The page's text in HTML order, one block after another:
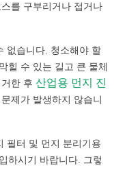
를 구부리거나 접거나
없습니다. 청소해야 할
힐 수 있는 길고 큰 물체
거한 후산업용 먼지 진
제가 발생하지 않습니
필터 및 먼지 분리기용
하시기 바랍니다. 그렇